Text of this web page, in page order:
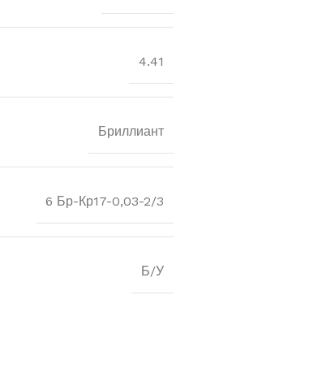
4.41
Бриллиант
6 Бр-Кр17-0,03-2/3
Б/У